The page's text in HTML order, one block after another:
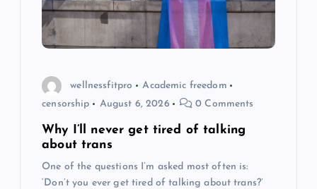
wellnessfitpro
Academic freedom
censorship
August 6, 2026 0 Comments
Why I’ll never get tired of talking
about trans
One of the questions I’m asked most often is:
‘Don’t you ever get tired of talking about trans?’